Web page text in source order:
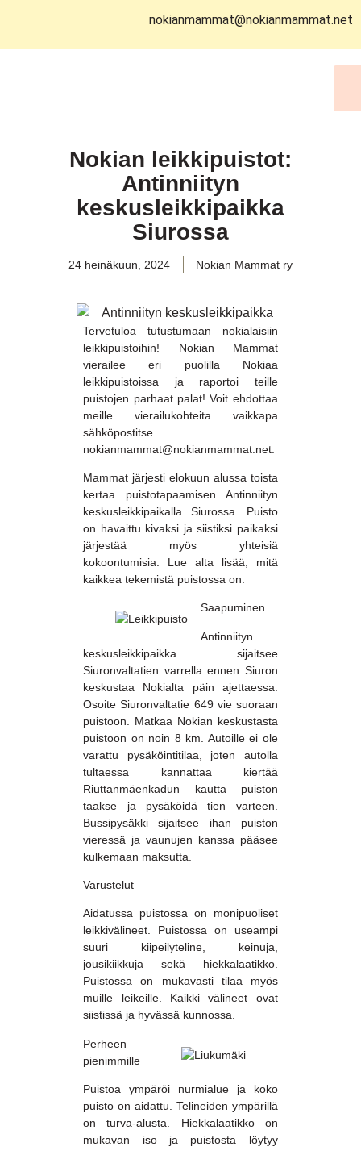
nokianmammat@nokianmammat.net
Nokian leikkipuistot:
Antinniityn
keskusleikkipaikka
Siurossa
24 heinäkuun, 2024 Nokian Mammat ry
Tervetuloa tutustumaan nokialaisiin
leikkipuistoihin! Nokian Mammat
vierailee eri puolilla Nokiaa
leikkipuistoissa ja raportoi teille
puistojen parhaat palat! Voit ehdottaa
meille vierailukohteita vaikkapa
sähköpostitse
nokianmammat@nokianmammat.net.
Mammat järjesti elokuun alussa toista
kertaa puistotapaamisen Antinniityn
keskusleikkipaikalla Siurossa. Puisto
on havaittu kivaksi ja siistiksi paikaksi
järjestää myös yhteisiä
kokoontumisia. Lue alta lisää, mitä
kaikkea tekemistä puistossa on.
Saapuminen
Antinniityn
keskusleikkipaikka sijaitsee
Siuronvaltatien varrella ennen Siuron
keskustaa Nokialta päin ajettaessa.
Osoite Siuronvaltatie 649 vie suoraan
puistoon. Matkaa Nokian keskustasta
puistoon on noin 8 km. Autoille ei ole
varattu pysäköintitilaa, joten autolla
tultaessa kannattaa kiertää
Riuttanmäenkadun kautta puiston
taakse ja pysäköidä tien varteen.
Bussipysäkki sijaitsee ihan puiston
vieressä ja vaunujen kanssa pääsee
kulkemaan maksutta.
Varustelut
Aidatussa puistossa on monipuoliset
leikkivälineet. Puistossa on useampi
suuri kiipeilyteline, keinuja,
jousikiikkuja sekä hiekkalaatikko.
Puistossa on mukavasti tilaa myös
muille leikeille. Kaikki välineet ovat
siistissä ja hyvässä kunnossa.
Perheen
pienimmille
Puistoa ympäröi nurmialue ja koko
puisto on aidattu. Telineiden ympärillä
on turva-alusta. Hiekkalaatikko on
mukavan iso ja puistosta löytyy